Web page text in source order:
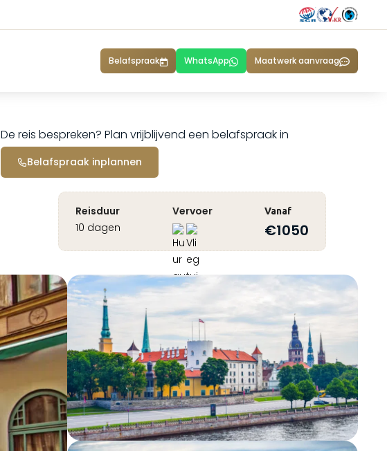
Belafspraak WhatsApp Maatwerk aanvraag
De reis bespreken? Plan vrijblijvend een belafspraak in
Belafspraak inplannen
Reisduur
10 dagen
Vervoer Vanaf
€1050